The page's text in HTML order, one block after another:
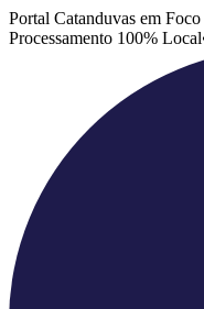
Portal Catanduvas em
Processamento 100% Local